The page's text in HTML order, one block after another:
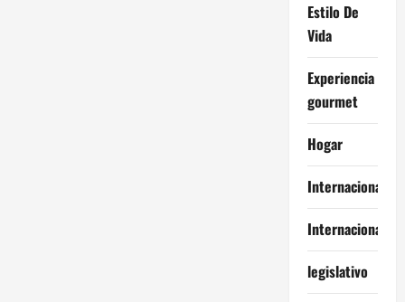
Estilo De
Vida
Experiencia
gourmet
Hogar
Internacional
Internacionales
legislativo